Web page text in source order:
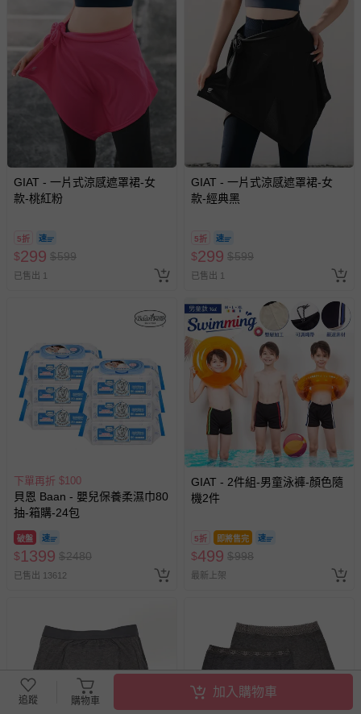
GIAT - 一片式涼感遮罩裙-女
款-桃紅粉
5折
$299 $599
已售出 1
GIAT - 一片式涼感遮罩裙-女
款-經典黑
5折
$299 $599
已售出 1
下單再折 $100
貝恩 Baan - 嬰兒保養柔濕巾80
抽-箱購-24包
破盤
$1399 $2480
已售出 13612
GIAT - 2件組-男童泳褲-顏色隨
機2件
5折 即將售完
$499 $998
最新上架
追蹤 購物車
加入購物車